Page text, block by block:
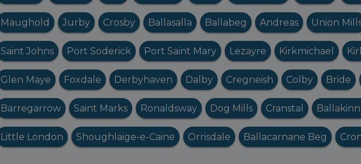
Maughold Jurby Crosby Ballasalla Ballabeg Andreas Union
Saint Johns Port Soderick Port Saint Mary Lezayre Kirkmichael
Glen Maye Foxdale Derbyhaven Dalby Cregneish Colby Bride
Barregarrow Saint Marks Ronaldsway Dog Mills Cranstal
Little London Shoughlaige-e-Caine Orrisdale Ballacarnane Beg